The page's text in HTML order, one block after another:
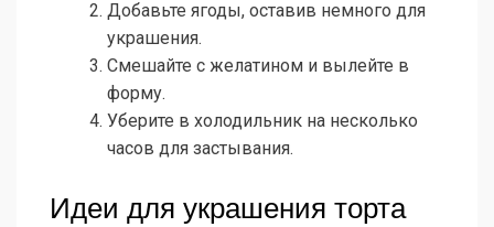
Добавьте ягоды, оставив немного для
украшения.
Смешайте с желатином и вылейте в
форму.
Уберите в холодильник на несколько
часов для застывания.
Идеи для украшения торта